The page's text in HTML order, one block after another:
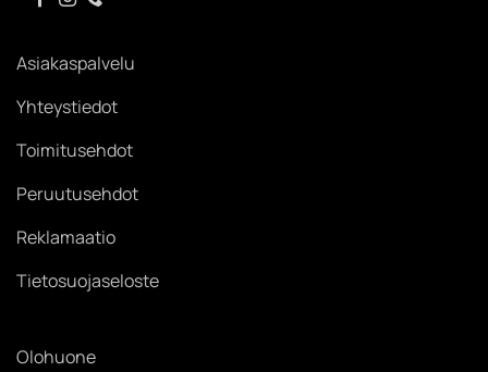
Asiakaspalvelu
Yhteystiedot
Toimitusehdot
Peruutusehdot
Reklamaatio
Tietosuojaseloste
Olohuone